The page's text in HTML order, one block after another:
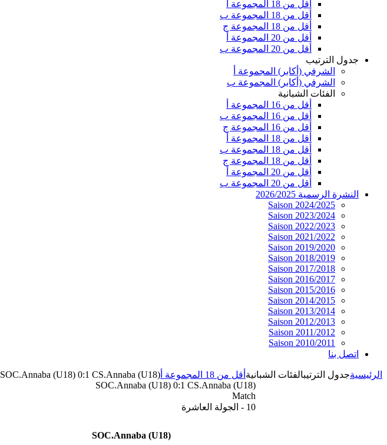
أقل من 18 المجموعة أ
أقل من 18 المجموعة ب
أقل من 18 المجموعة ج
أقل من 20 المجموعة أ
أقل من 20 المجموعة ب
جدول الترتيب
الشرفي (أكابر) المجموعة أ
الشرفي (أكابر) المجموعة ب
الفئات الشبانية
أقل من 16 المجموعة أ
أقل من 16 المجموعة ب
أقل من 16 المجموعة ج
أقل من 18 المجموعة أ
أقل من 18 المجموعة ب
أقل من 18 المجموعة ج
أقل من 20 المجموعة أ
أقل من 20 المجموعة ب
النشرة الرسمية 2026/2025
Saison 2024/2025
Saison 2023/2024
Saison 2022/2023
Saison 2021/2022
Saison 2019/2020
Saison 2018/2019
Saison 2017/2018
Saison 2016/2017
Saison 2015/2016
Saison 2014/2015
Saison 2013/2014
Saison 2012/2013
Saison 2011/2012
Saison 2010/2011
اتصل بنا
الرئيسيةجدول الترتيبالفئات الشبانية أقل من 18 المجموعة أ
SOC.Annaba (U18) 0:1 CS.Annaba (U18)
SOC.Annaba (U18) 0:1 CS.Annaba (U18)
Match
10 - الجولة العاشرة
SOC.Annaba (U18)